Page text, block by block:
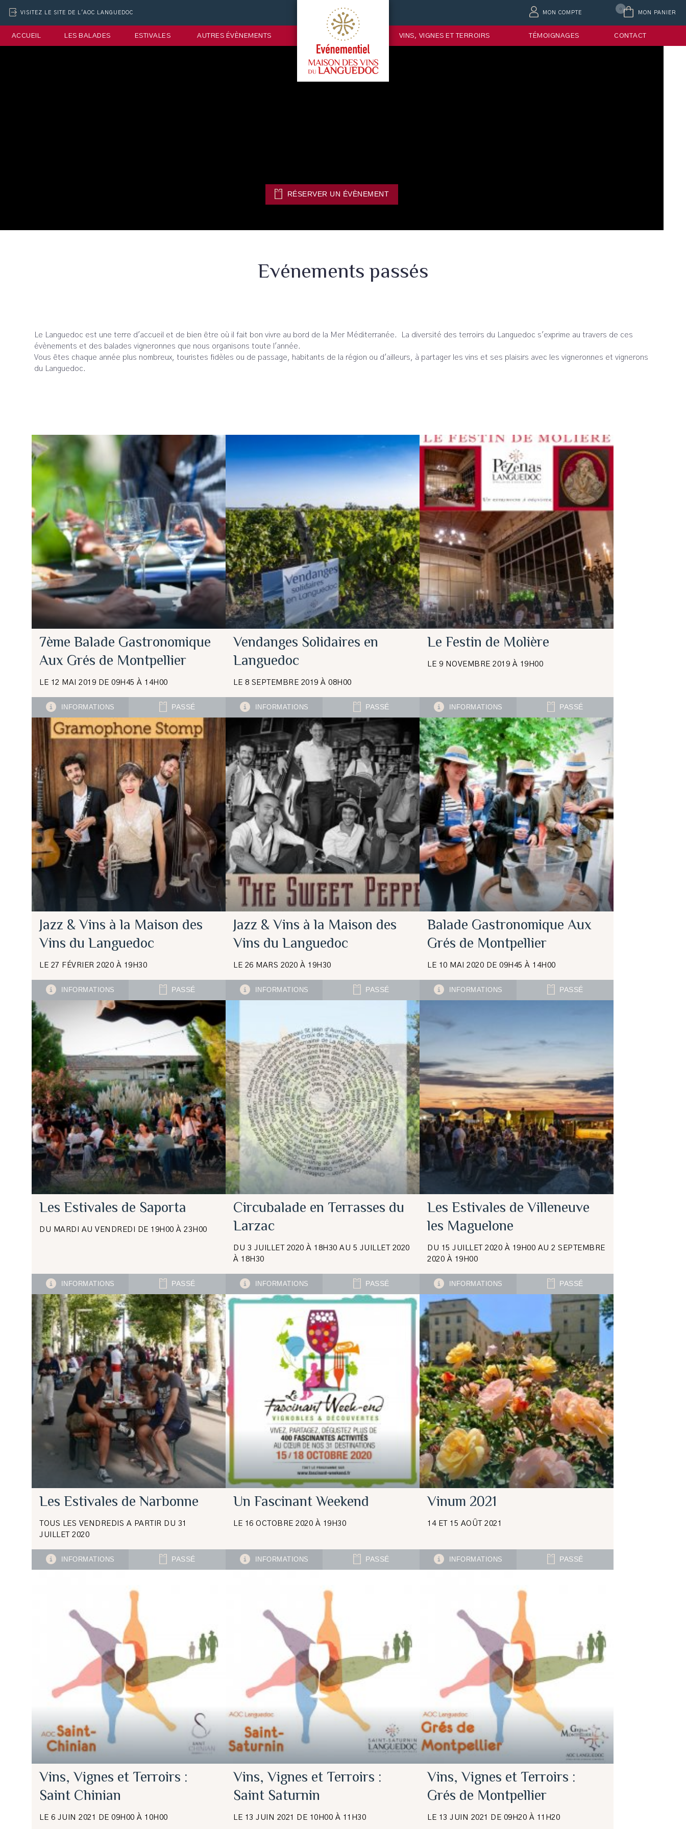
VISITEZ LE SITE DE L'AOC LANGUEDOC MON COMPTE MON PANIER
0
ACCUEIL LES BALADES ESTIVALES AUTRES ÉVÈNEMENTS VINS, VIGNES ET TERROIRS TÉMOIGNAGES CONTACT
RÉSERVER UN ÉVÈNEMENT
Evénements passés
7ème Balade Gastronomique
Aux Grés de Montpellier
LE 12 MAI 2019 DE 09H45 À 14H00
INFORMATIONS PASSÉ
Vendanges Solidaires en
Languedoc
LE 8 SEPTEMBRE 2019 À 08H00
INFORMATIONS PASSÉ
Le Festin de Molière
LE 9 NOVEMBRE 2019 À 19H00
INFORMATIONS PASSÉ
Jazz & Vins à la Maison des
Vins du Languedoc
LE 27 FÉVRIER 2020 À 19H30
INFORMATIONS PASSÉ
Jazz & Vins à la Maison des
Vins du Languedoc
LE 26 MARS 2020 À 19H30
INFORMATIONS PASSÉ
Balade Gastronomique Aux
Grés de Montpellier
LE 10 MAI 2020 DE 09H45 À 14H00
INFORMATIONS PASSÉ
Les Estivales de Saporta
DU MARDI AU VENDREDI DE 19H00 À 23H00
INFORMATIONS PASSÉ
Circubalade en Terrasses du
Larzac
DU 3 JUILLET 2020 À 18H30 AU 5 JUILLET 2020
À 18H30
INFORMATIONS PASSÉ
Les Estivales de Villeneuve
les Maguelone
DU 15 JUILLET 2020 À 19H00 AU 2 SEPTEMBRE
2020 À 19H00
INFORMATIONS PASSÉ
Les Estivales de Narbonne
TOUS LES VENDREDIS A PARTIR DU 31
JUILLET 2020
INFORMATIONS PASSÉ
Un Fascinant Weekend
LE 16 OCTOBRE 2020 À 19H30
INFORMATIONS PASSÉ
Vinum 2021
14 ET 15 AOÛT 2021
INFORMATIONS PASSÉ
Vins, Vignes et Terroirs :
Saint Chinian
LE 6 JUIN 2021 DE 09H00 À 10H00
Vins, Vignes et Terroirs :
Saint Saturnin
LE 13 JUIN 2021 DE 10H00 À 11H30
Vins, Vignes et Terroirs :
Grés de Montpellier
LE 13 JUIN 2021 DE 09H20 À 11H20
Le Languedoc est une terre d'accueil et de bien être où il fait bon vivre au bord de la Mer Méditerranée. La diversité des terroirs du Languedoc s'exprime au travers de ces
évènements et des balades vigneronnes que nous organisons toute l'année.
Vous êtes chaque année plus nombreux, touristes fidèles ou de passage, habitants de la région ou d'ailleurs, à partager les vins et ses plaisirs avec les vigneronnes et vignerons
du Languedoc.